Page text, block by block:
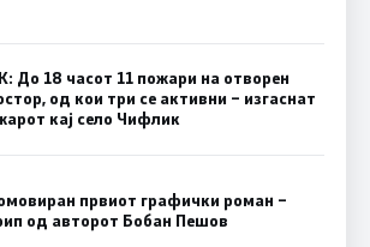
До 18 часот 11 пожари на отворен
од кои три се активни – изгаснат
кај село Чифлик
првиот графички роман –
од авторот Бобан Пешов